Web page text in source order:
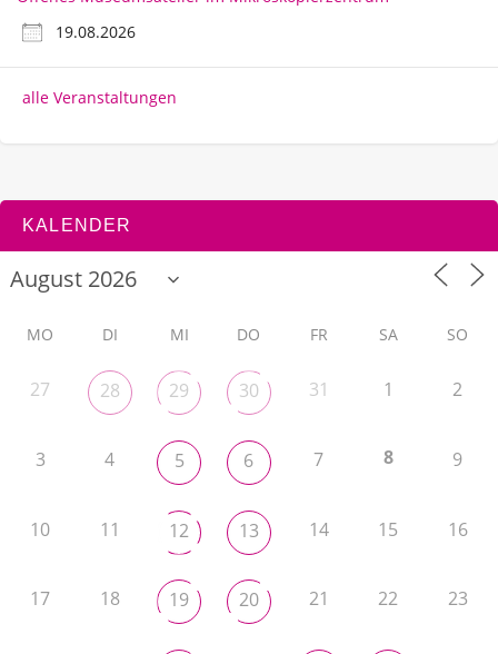
19.08.2026
alle Veranstaltungen
KALENDER
MO DI MI DO FR SA SO
27 28 29 30 31 1 2
3 4 5 6 7 8 9
10 11 12 13 14 15 16
17 18 19 20 21 22 23